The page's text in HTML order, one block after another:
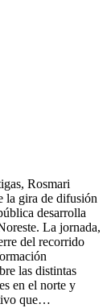
Rosmari
la gira de difusión
desarrolla
La jornada,
del recorrido
las distintas
en el norte y
que…